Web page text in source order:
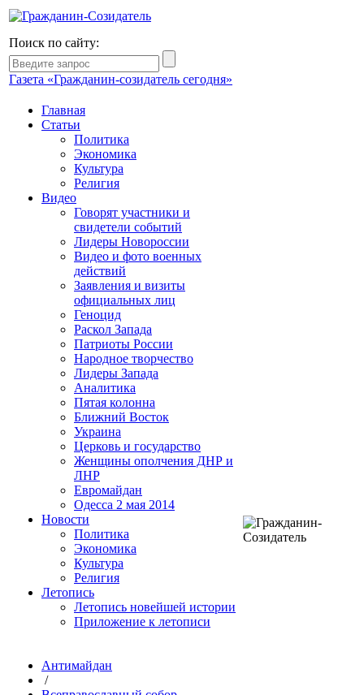
Поиск по сайту:
Газета «Гражданин-созидатель сегодня»
Главная
Статьи
Политика
Экономика
Культура
Религия
Видео
Говорят участники и
свидетели событий
Лидеры Новороссии
Видео и фото военных
действий
Заявления и визиты
официальных лиц
Геноцид
Раскол Запада
Патриоты России
Народное творчество
Лидеры Запада
Аналитика
Пятая колонна
Ближний Восток
Украина
Церковь и государство
Женщины ополчения ДНР и
ЛНР
Евромайдан
Одесса 2 мая 2014
Новости
Политика
Экономика
Культура
Религия
Летопись
Летопись новейшей истории
Приложение к летописи
Антимайдан
/